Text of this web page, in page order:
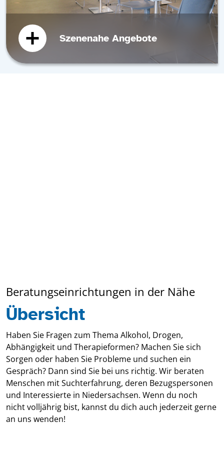
Szenenahe Angebote
Beratungseinrichtungen in der Nähe
Übersicht
Haben Sie Fragen zum Thema Alkohol, Drogen,
Abhängigkeit und Therapieformen? Machen Sie sich
Sorgen oder haben Sie Probleme und suchen ein
Gespräch? Dann sind Sie bei uns richtig. Wir beraten
Menschen mit Suchterfahrung, deren Bezugspersonen
und Interessierte in Niedersachsen. Wenn du noch
nicht volljährig bist, kannst du dich auch jederzeit gerne
an uns wenden!